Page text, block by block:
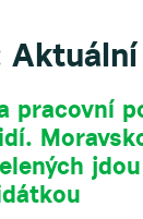
pracovní